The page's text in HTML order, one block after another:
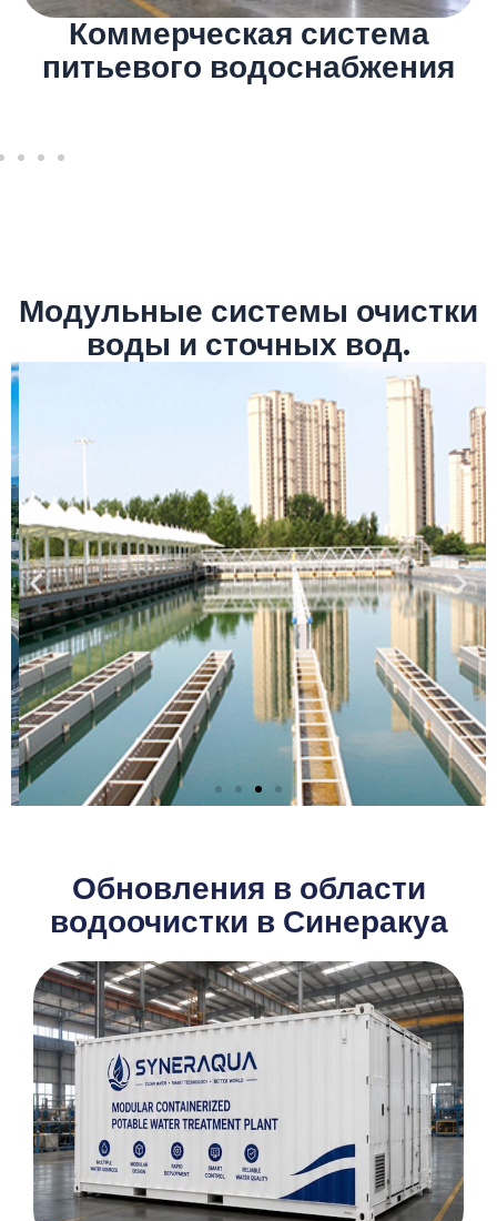
Коммерческая система
питьевого водоснабжения
Модульные системы очистки
воды и сточных вод.
муниципальной
системы очистки
питьевой воды
Узнать больше
Обновления в области
водоочистки в Синеракуа